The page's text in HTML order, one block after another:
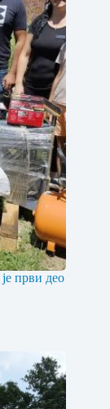
први део